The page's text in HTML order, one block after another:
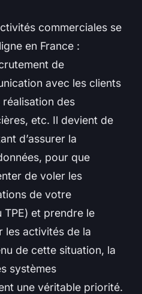
commerciales se
en France :
de
avec les clients
des
etc. Il devient de
d’assurer la
pour que
de voler les
de votre
TPE) et prendre le
les activités de la
de cette situation, la
systèmes
une véritable priorité.